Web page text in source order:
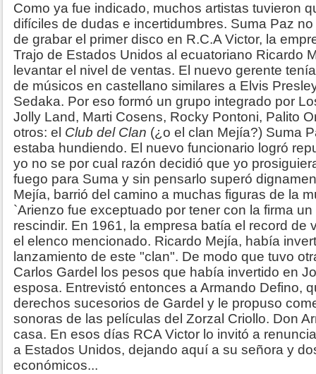
Como ya fue indicado, muchos artistas tuvieron
difíciles de dudas e incertidumbres. Suma Paz
de grabar el primer disco en R.C.A Victor, la
Trajo de Estados Unidos al ecuatoriano Ricardo
levantar el nivel de ventas. El nuevo gerente
de músicos en castellano similares a Elvis
Sedaka. Por eso formó un grupo integrado por
Jolly Land, Marti Cosens, Rocky Pontoni, Palito
otros: el Club del Clan (¿o el clan Mejía?) Suma
estaba hundiendo. El nuevo funcionario logró
yo no se por cual razón decidió que yo
fuego para Suma y sin pensarlo superó
Mejía, barrió del camino a muchas figuras de la
`Arienzo fue exceptuado por tener con la firma
rescindir. En 1961, la empresa batía el record de
el elenco mencionado. Ricardo Mejía, había
lanzamiento de este "clan". De modo que tuvo
Carlos Gardel los pesos que había invertido en
esposa. Entrevistó entonces a Armando Defino,
derechos sucesorios de Gardel y le propuso
sonoras de las películas del Zorzal Criollo. Don
casa. En esos días RCA Victor lo invitó a
a Estados Unidos, dejando aquí a su señora y
económicos...